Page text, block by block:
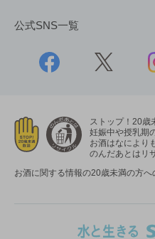
公式SNS一覧
ストップ！20歳
妊娠中や授乳期
お酒はなにより
のんだあとはリ
お酒に関する情報の20歳未満の方へ